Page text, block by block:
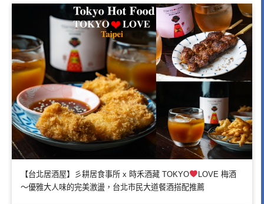
【台北居酒屋】彡耕居食事所 x 時禾酒藏 TOKYO
LOVE 梅酒
～優雅大人味的完美激盪，台北市民大道餐酒搭配推薦